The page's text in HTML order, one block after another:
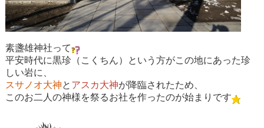
素盞雄神社って
平安時代に黒珍（こくちん）という方がこの地にあった珍
しい岩に、
スサノオ大神と アスカ大神が降臨されたため、
このお二人の神様を祭るお社を作ったのが始まりです